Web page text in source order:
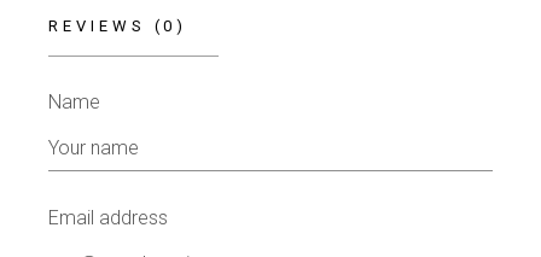
REVIEWS (0)
Name
Email address